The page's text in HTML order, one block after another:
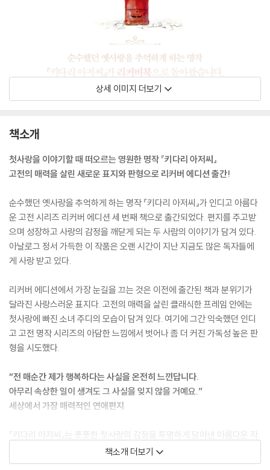
상세 이미지 더보기
책소개
첫사랑을 이야기할 때 떠오르는 영원한 명작 『키다리 아저씨』
고전의 매력을 살린 새로운 표지와 판형으로 리커버 에디션 출간!
순수했던 옛사랑을 추억하게 하는 명작 『키다리 아저씨』가 인디고 아름다
운 고전 시리즈 리커버 에디션 세 번째 책으로 출간되었다. 편지를 주고받
으며 성장하고 사랑의 감정을 깨닫게 되는 두 사람의 이야기가 담겨 있다.
아날로그 정서 가득한 이 작품은 오랜 시간이 지난 지금도 많은 독자들에
게 사랑 받고 있다.
리커버 에디션에서 가장 눈길을 끄는 것은 이전에 출간된 책과 분위기가
달라진 사랑스러운 표지다. 고전의 매력을 살린 클래식한 프레임 안에는
첫사랑에 빠진 소녀 주디의 모습이 담겨 있다. 여기에 그간 익숙했던 인디
고 고전 명작 시리즈의 아담한 느낌에서 벗어나 좀 더 커진 가독성 높은 판
형을 시도했다.
“전 매순간 제가 행복하다는 사실을 온전히 느낀답니다.
아무리 속상한 일이 생겨도 그 사실을 잊지 않을 거예요.”
세상에서 가장 매력적인 연애편지
『키다리 아저씨』는 풋풋한 첫사랑의 감정을 투명하게 담아낸 아름다운 작
품이다. 태어나 처음 겪는 사랑의 감정을 솔직하게 표현하는 말괄량이 아
가씨 주디와 그런 그녀를 든든하게 지켜주는 후견인 키다리 아저씨의 모습
책소개 더보기